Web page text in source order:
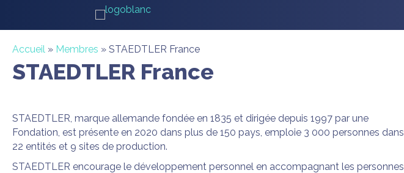
Accueil » Membres » STAEDTLER France
STAEDTLER France
STAEDTLER, marque allemande fondée en 1835 et dirigée depuis 1997 par une
Fondation, est présente en 2020 dans plus de 150 pays, emploie 3 000 personnes dans
22 entités et 9 sites de production.
STAEDTLER encourage le développement personnel en accompagnant les personnes,